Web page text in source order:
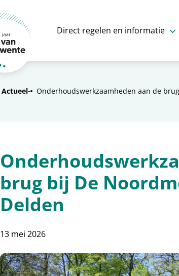
Direct regelen en informatie
Actueel Onderhoudswerkzaamheden aan de
brug bij De
Delden
13 mei 2026